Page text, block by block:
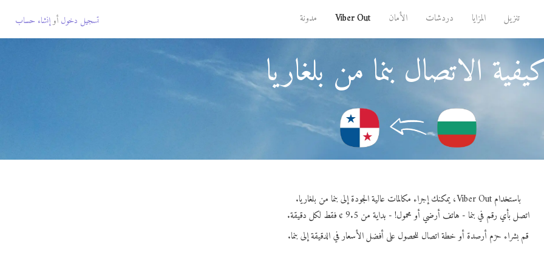
تنزيل المزايا دردشات الأمان Viber Out مدونة تسجيل دخول أوإنشاء حساب
الاتصال بنما من بلغاريا
باستخدام Viber Out، يمكنك إجراء مكالمات عالية الجودة إلى بنما من بلغاريا.
اتصل بأي رقم في بنما - هاتف أرضي أو محمول! - بداية من 9.5 ¢ فقط لكل دقيقة.
قم بشراء حزم أرصدة أو خطة اتصال للحصول على أفضل الأسعار في الدقيقة إلى بنما.